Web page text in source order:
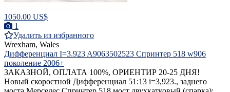
1050.00 US$
1
Удалить из избранного
Wrexham, Wales
Дифференциал I=3.923 A9063502523 Cпринтер 518 w906
поколение 2006+
ЗАКАЗНОЙ, ОПЛАТА 100%, ОРИЕНТИР 20-25 ДНЯ!
Новый скоростной Дифференциал 51:13 i=3,923., заднего